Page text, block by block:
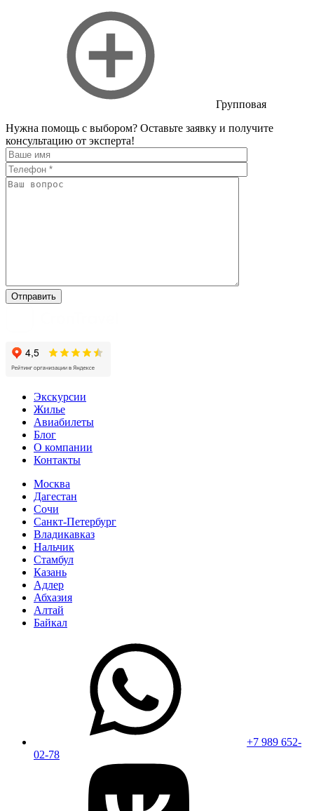
Групповая
Нужна помощь с выбором? Оставьте заявку и получите
консультацию от эксперта!
Экскурсии
Жилье
Авиабилеты
Блог
О компании
Контакты
Москва
Дагестан
Сочи
Санкт-Петербург
Владикавказ
Нальчик
Стамбул
Казань
Адлер
Абхазия
Алтай
Байкал
+7 989 652-
02-78